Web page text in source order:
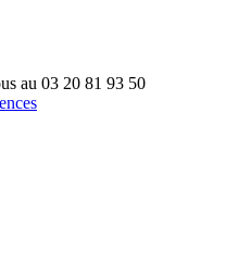
au 03 20 81 93 50